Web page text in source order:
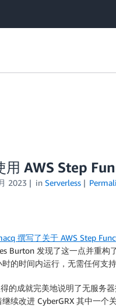
用 AWS Step
2023 in Serverless
撰写了关于 AWS Step
Burton 发现了这一点并重
的时间内运行，无需任何支
的成就完美地说明了无服务
续改进 CyberGRX 其中一